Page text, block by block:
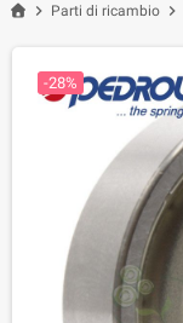
chevron_right Parti di ricambio chevron_right
-28%